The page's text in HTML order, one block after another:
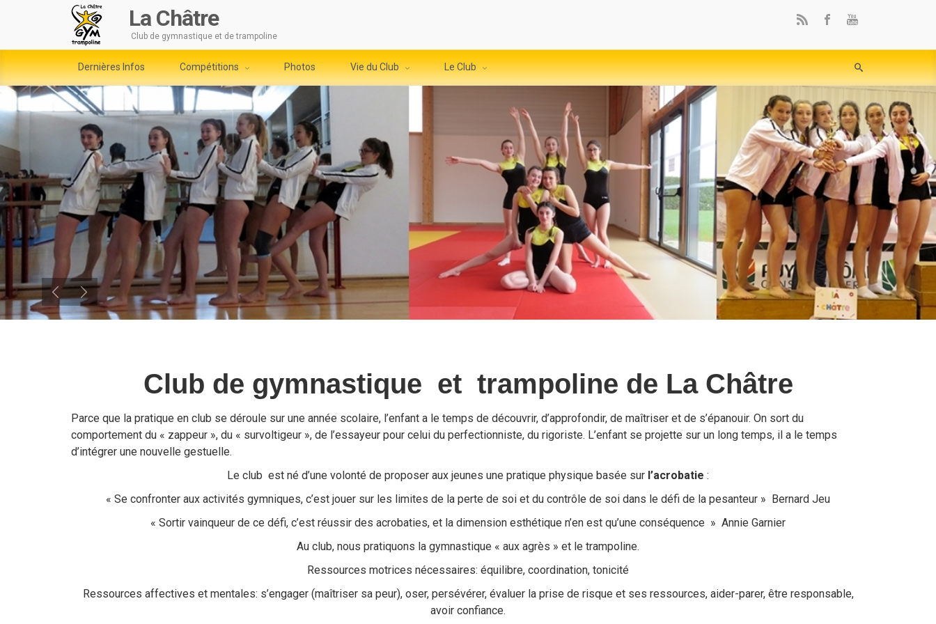
La Châtre
Club de gymnastique et de trampoline
Dernières Infos Compétitions Photos Vie du Club Le Club
Club de gymnastique et trampoline de La Châtre
Parce que la pratique en club se déroule sur une année scolaire, l’enfant a le temps de découvrir, d’approfondir, de maîtriser et de s’épanouir. On sort du
comportement du « zappeur », du « survoltigeur », de l’essayeur pour celui du perfectionniste, du rigoriste. L’enfant se projette sur un long temps, il a le temps
d’intégrer une nouvelle gestuelle.
Le club est né d’une volonté de proposer aux jeunes une pratique physique basée sur l’acrobatie :
« Se confronter aux activités gymniques, c’est jouer sur les limites de la perte de soi et du contrôle de soi dans le défi de la pesanteur » Bernard Jeu
« Sortir vainqueur de ce défi, c’est réussir des acrobaties, et la dimension esthétique n’en est qu’une conséquence » Annie Garnier
Au club, nous pratiquons la gymnastique « aux agrès » et le trampoline.
Ressources motrices nécessaires: équilibre, coordination, tonicité
Ressources affectives et mentales: s’engager (maîtriser sa peur), oser, persévérer, évaluer la prise de risque et ses ressources, aider-parer, être responsable,
avoir confiance.